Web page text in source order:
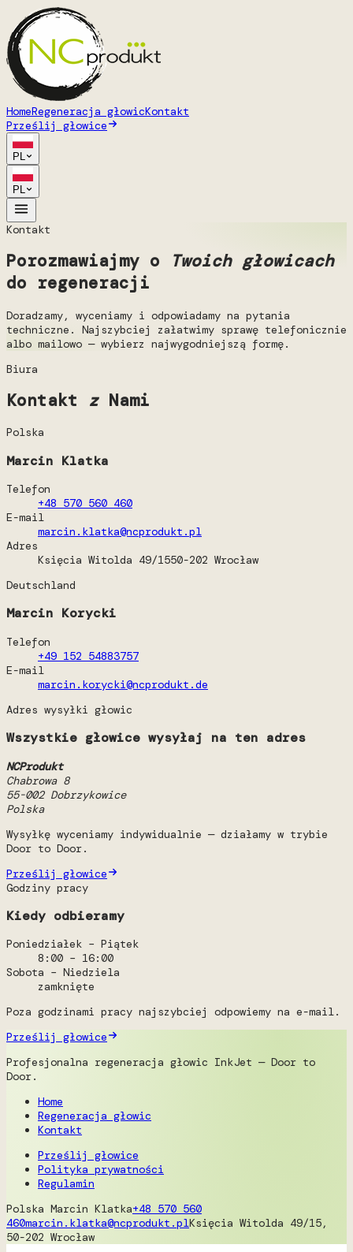
HomeRegeneracja głowicKontakt
Prześlij głowice
PL
PL
Kontakt
Porozmawiajmy o
Twoich głowicach
do regeneracji
Doradzamy, wyceniamy i odpowiadamy na pytania
techniczne. Najszybciej załatwimy sprawę telefonicznie
albo mailowo — wybierz najwygodniejszą formę.
Biura
Kontakt zNami
Polska
Marcin Klatka
Telefon
+48 570 560 460
E-mail
marcin.klatka@ncprodukt.pl
Adres
Księcia Witolda 49/1550-202 Wrocław
Deutschland
Marcin Korycki
Telefon
+49 152 54883757
E-mail
marcin.korycki@ncprodukt.de
Adres wysyłki głowic
Wszystkie głowice wysyłaj na ten adres
NCProdukt
Chabrowa 8
55-002 Dobrzykowice
Polska
Wysyłkę wyceniamy indywidualnie — działamy w trybie
Door to Door.
Prześlij głowice
Godziny pracy
Kiedy odbieramy
Poniedziałek – Piątek
8:00 – 16:00
Sobota – Niedziela
zamknięte
Poza godzinami pracy najszybciej odpowiemy na e-mail.
Prześlij głowice
Profesjonalna regeneracja głowic InkJet — Door to
Door.
Home
Regeneracja głowic
Kontakt
Prześlij głowice
Polityka prywatności
Regulamin
Polska Marcin Klatka+48 570 560
460marcin.klatka@ncprodukt.plKsięcia Witolda 49/15,
50-202 Wrocław